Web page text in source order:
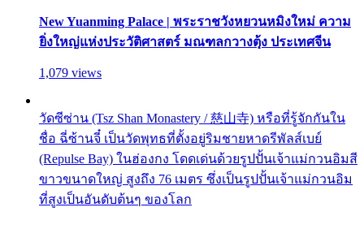
New Yuanming Palace | พระราชวังหยวนหมิงใหม่ ความ
ยิ่งใหญ่แห่งประวัติศาสตร์ มณฑลกวางตุ้ง ประเทศจีน
1,079 views
วัดซีซ่าน (Tsz Shan Monastery / 慈山寺) หรือที่รู้จักกันใน
ชื่อ ฉี่ซ้านจี๋ เป็นวัดพุทธที่ตั้งอยู่ริมชายหาดรีพัลส์เบย์
(Repulse Bay) ในฮ่องกง โดดเด่นด้วยรูปปั้นเจ้าแม่กวนอิมสี
ขาวขนาดใหญ่ สูงถึง 76 เมตร ซึ่งเป็นรูปปั้นเจ้าแม่กวนอิม
ที่สูงเป็นอันดับต้นๆ ของโลก